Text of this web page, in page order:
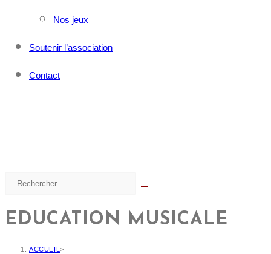
Nos jeux
Soutenir l’association
Contact
EDUCATION MUSICALE
ACCUEIL>